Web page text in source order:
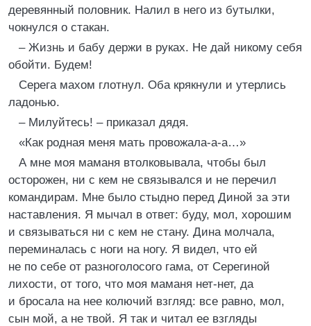
деревянный половник. Налил в него из бутылки,
чокнулся о стакан.
– Жизнь и бабу держи в руках. Не дай никому себя
обойти. Будем!
Серега махом глотнул. Оба крякнули и утерлись
ладонью.
– Милуйтесь! – приказал дядя.
«Как родная меня мать провожала-а-а…»
А мне моя маманя втолковывала, чтобы был
осторожен, ни с кем не связывался и не перечил
командирам. Мне было стыдно перед Диной за эти
наставления. Я мычал в ответ: буду, мол, хорошим
и связываться ни с кем не стану. Дина молчала,
переминалась с ноги на ногу. Я видел, что ей
не по себе от разноголосого гама, от Серегиной
лихости, от того, что моя маманя нет-нет, да
и бросала на нее колючий взгляд: все равно, мол,
сын мой, а не твой. Я так и читал ее взгляды